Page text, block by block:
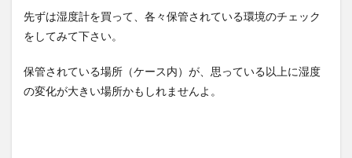
先ずは湿度計を買って、各々保管されている環境のチェック
をしてみて下さい。
保管されている場所（ケース内）が、思っている以上に湿度
の変化が大きい場所かもしれませんよ。